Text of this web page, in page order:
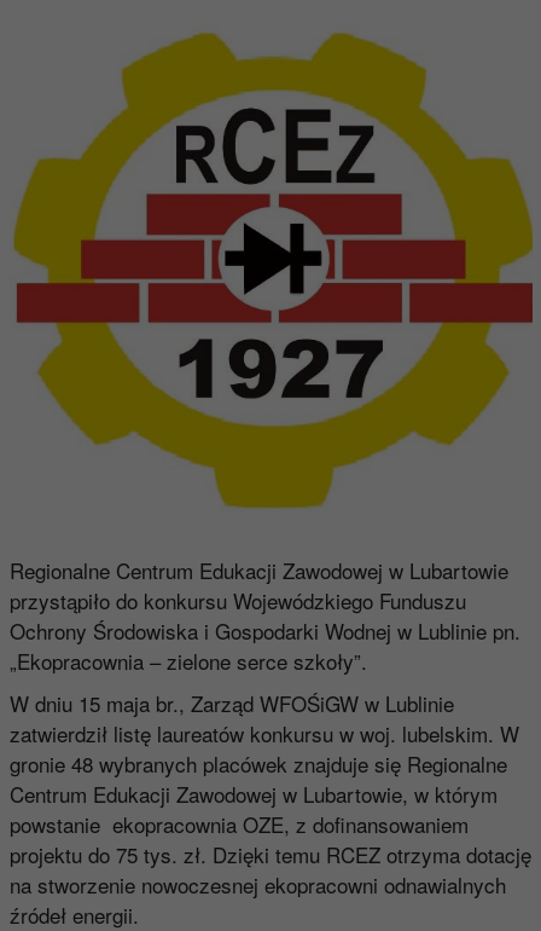
Regionalne Centrum Edukacji Zawodowej w Lubartowie
przystąpiło do konkursu Wojewódzkiego Funduszu
Ochrony Środowiska i Gospodarki Wodnej w Lublinie pn.
„Ekopracownia – zielone serce szkoły”.
W dniu 15 maja br., Zarząd WFOŚiGW w Lublinie
zatwierdził listę laureatów konkursu w woj. lubelskim. W
gronie 48 wybranych placówek znajduje się Regionalne
Centrum Edukacji Zawodowej w Lubartowie, w którym
powstanie ekopracownia OZE, z dofinansowaniem
projektu do 75 tys. zł. Dzięki temu RCEZ otrzyma dotację
na stworzenie nowoczesnej ekopracowni odnawialnych
źródeł energii.